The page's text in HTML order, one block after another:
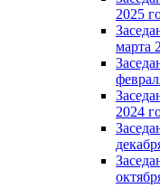
2025
марта
2024